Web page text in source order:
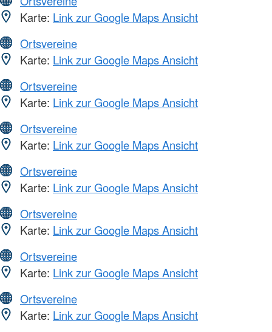
Karte: Link zur Google Maps Ansicht
Ortsvereine
Karte: Link zur Google Maps Ansicht
Ortsvereine
Karte: Link zur Google Maps Ansicht
Ortsvereine
Karte: Link zur Google Maps Ansicht
Ortsvereine
Karte: Link zur Google Maps Ansicht
Ortsvereine
Karte: Link zur Google Maps Ansicht
Ortsvereine
Karte: Link zur Google Maps Ansicht
Ortsvereine
Karte: Link zur Google Maps Ansicht